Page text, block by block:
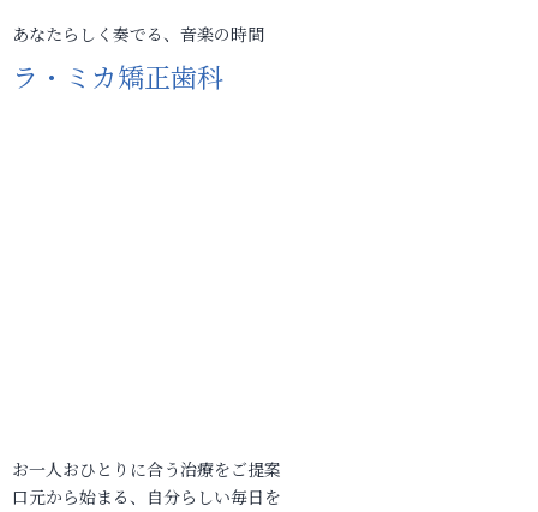
あなたらしく奏でる、音楽の時間
ラ・ミカ矯正歯科
お一人おひとりに合う治療をご提案
口元から始まる、自分らしい毎日を